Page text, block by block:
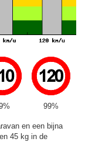
99%
en een bijna
45 kg in de